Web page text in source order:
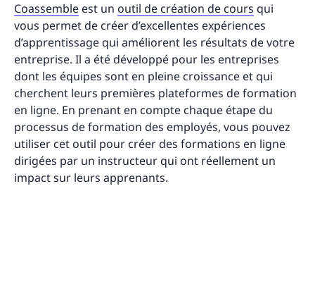
Coassemble est un outil de création de cours qui
vous permet de créer d’excellentes expériences
d’apprentissage qui améliorent les résultats de votre
entreprise. Il a été développé pour les entreprises
dont les équipes sont en pleine croissance et qui
cherchent leurs premières plateformes de formation
en ligne. En prenant en compte chaque étape du
processus de formation des employés, vous pouvez
utiliser cet outil pour créer des formations en ligne
dirigées par un instructeur qui ont réellement un
impact sur leurs apprenants.